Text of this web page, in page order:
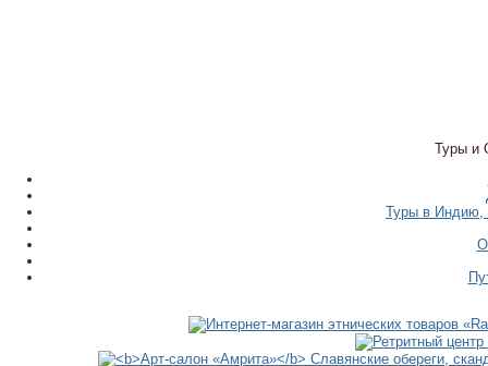
Туры и
Туры в Индию,